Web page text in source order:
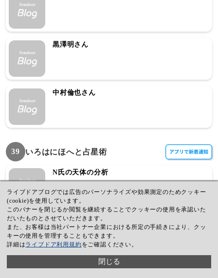
黒澤明さん
中村倫也さん
39 いろはにほへと占星術
N氏の天体の分析
N氏の射手座水星
N氏のホロスコープ
ライブドアブログでは広告のパーソナライズや効果測定のためクッキー
(cookie)を使用しています。
このバナーを閉じるか閲覧を継続することでクッキーの使用を承認いた
だいたものとさせていただきます。
また、お客様は当社パートナー企業における所定の手続きにより、クッ
キーの使用を管理することもできます。
詳細はライブドア利用規約をご確認ください。
閉じる